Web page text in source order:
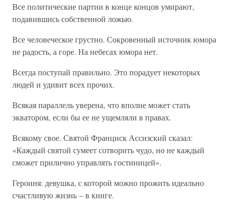
Все политические партии в конце концов умирают,
подавившись собственной ложью.
Все человеческое грустно. Сокровенный источник юмора
не радость, а горе. На небесах юмора нет.
Всегда поступай правильно. Это порадует некоторых
людей и удивит всех прочих.
Всякая параллель уверена, что вполне может стать
экватором, если бы ее не ущемляли в правах.
Всякому свое. Святой Франциск Ассизский сказал:
«Каждый святой сумеет сотворить чудо, но не каждый
сможет прилично управлять гостиницей».
Героиня: девушка, с которой можно прожить идеально
счастливую жизнь – в книге.